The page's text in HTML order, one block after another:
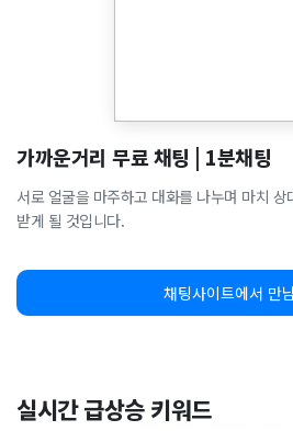
가까운거리 무료 채팅 | 1분채팅
서로 얼굴을 마주하고 대화를 나누며 마치
받게 될 것입니다.
채팅사이트에서 만
실시간 급상승 키워드